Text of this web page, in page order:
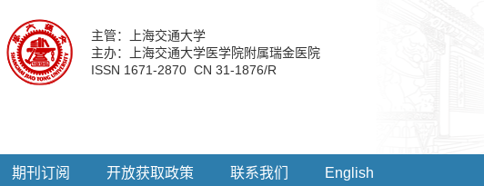
主管：上海交通大学
主办：上海交通大学医学院附属瑞金医院
ISSN 1671-2870 CN 31-1876/R
期刊订阅 开放获取政策 联系我们 English